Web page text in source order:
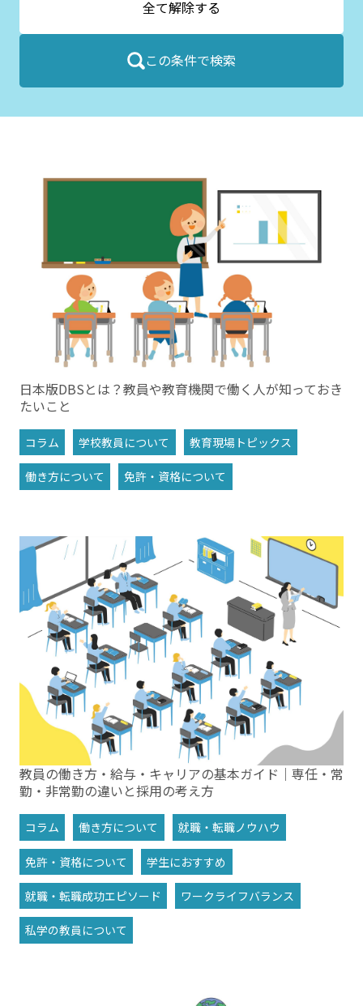
日本版DBSとは？教員や教育機関で働く人が知っておき
たいこと
コラム 学校教員について 教育現場トピックス
働き方について 免許・資格について
教員の働き方・給与・キャリアの基本ガイド｜専任・常
勤・非常勤の違いと採用の考え方
コラム 働き方について 就職・転職ノウハウ
免許・資格について 学生におすすめ
就職・転職成功エピソード ワークライフバランス
私学の教員について